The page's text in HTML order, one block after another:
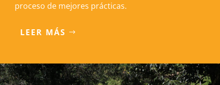
proceso de mejores prácticas.
LEER MÁS